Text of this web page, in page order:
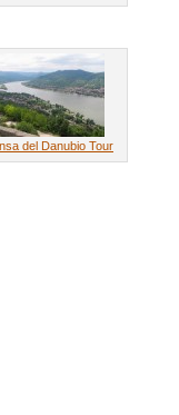
del Danubio Tour